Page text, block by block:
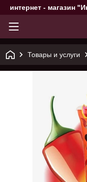
интернет - магазин
Товары и услуги